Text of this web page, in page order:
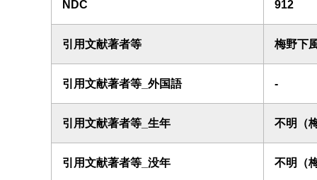
NDC 912
引用文献著者等 梅野下
引用文献著者等_外国語 -
引用文献著者等_生年 不明（
引用文献著者等_没年 不明（